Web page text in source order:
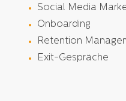
Social Media
Onboarding
Retention
Exit-Gespräche